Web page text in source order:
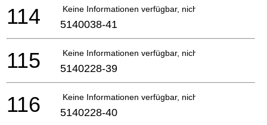
Keine Informationen verfügbar, nicht bestellbar
114 5140038-41
Keine Informationen verfügbar, nicht bestellbar
115 5140228-39
Keine Informationen verfügbar, nicht bestellbar
116 5140228-40